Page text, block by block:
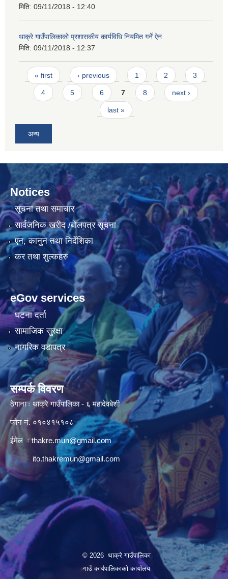
मिति: 09/11/2018 - 12:40
थाक्रे गाउँपालिकाको प्रशासकीय कार्यविधि नियमित गर्ने ऐन
मिति: 09/11/2018 - 12:37
Pages
« first ‹ previous 1 2 3
4 5 6 7 8 next ›
last »
अन्य
Notices
सूचना तथा समाचार
सार्वजनिक खरीद /बोलपत्र सूचना
एन, कानुन तथा निर्देशिका
कर तथा शुल्कहरु
eGov services
घटना दर्ता
सामाजिक सुरक्षा
नागरिक वडापत्र
सम्पर्क विवरण
ठेगाना ः थाक्रे गाउँपालिका - ६ महादेवबेशी
फोन नं. ०१०४१५१०८
ईमेल ःthakre.mun@gmail.com
ito.thakremun@gmail.com
© 2026 थाक्रे गाउँपालिका
गाउँ कार्यपालिकाको कार्यालय